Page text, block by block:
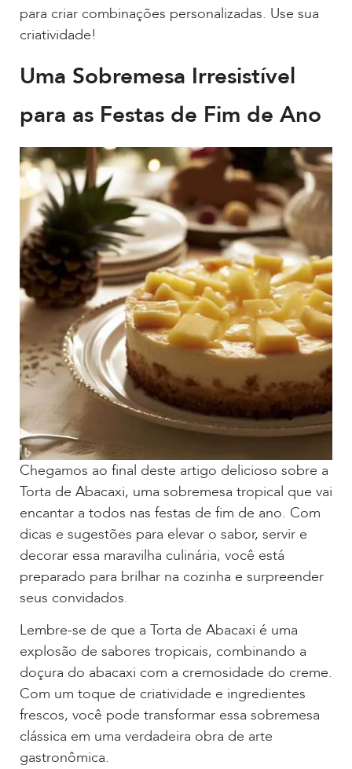
para criar combinações personalizadas. Use sua
criatividade!
Uma Sobremesa Irresistível
para as Festas de Fim de Ano
Chegamos ao final deste artigo delicioso sobre a
Torta de Abacaxi, uma sobremesa tropical que vai
encantar a todos nas festas de fim de ano. Com
dicas e sugestões para elevar o sabor, servir e
decorar essa maravilha culinária, você está
preparado para brilhar na cozinha e surpreender
seus convidados.
Lembre-se de que a Torta de Abacaxi é uma
explosão de sabores tropicais, combinando a
doçura do abacaxi com a cremosidade do creme.
Com um toque de criatividade e ingredientes
frescos, você pode transformar essa sobremesa
clássica em uma verdadeira obra de arte
gastronômica.